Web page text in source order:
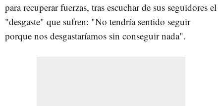
para recuperar fuerzas, tras escuchar de sus seguidores el
"desgaste" que sufren: "No tendría sentido seguir
porque nos desgastaríamos sin conseguir nada".